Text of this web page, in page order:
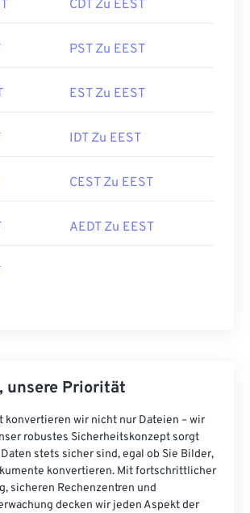
CDT Zu EEST
PST Zu EEST
EST Zu EEST
IDT Zu EEST
CEST Zu EEST
AEDT Zu EEST
unsere Priorität
konvertieren wir nicht nur Dateien – wir
robustes Sicherheitskonzept sorgt
stets sicher sind, egal ob Sie Bilder,
konvertieren. Mit fortschrittlicher
sicheren Rechenzentren und
decken wir jeden Aspekt der